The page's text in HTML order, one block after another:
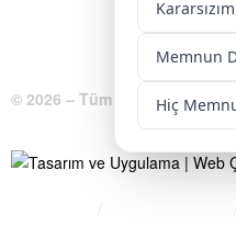
bilgi@kirsehirtso.org.tr
© 2026 – Tüm Hakları Saklıdır.
Kararsızım
Memnun
Hiç